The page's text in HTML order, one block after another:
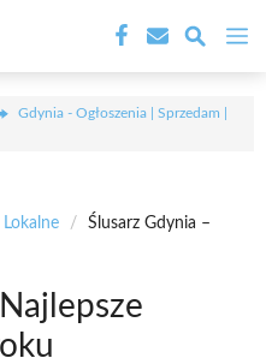
Gdynia - Ogłoszenia | Sprzedam |
Lokalne /
Ślusarz Gdynia –